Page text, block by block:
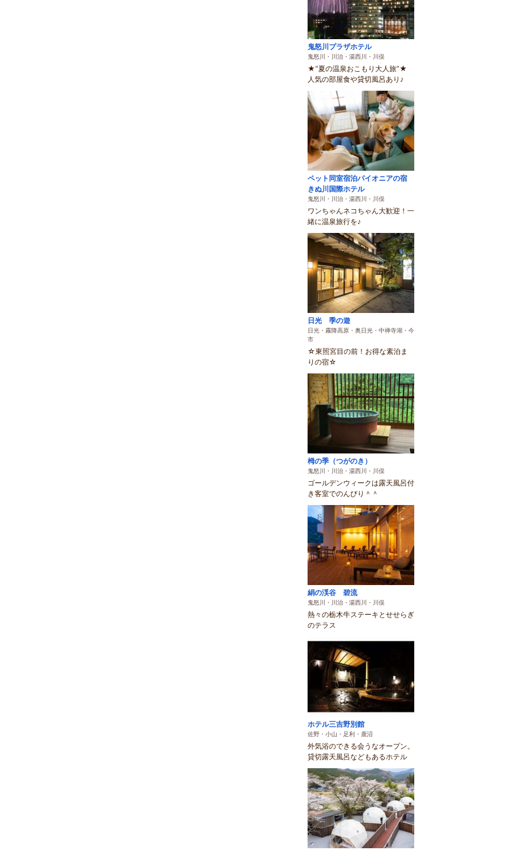
鬼怒川プラザホテル
鬼怒川・川治・湯西川・川俣
★“夏の温泉おこもり大人旅”★
人気の部屋食や貸切風呂あり♪
ペット同室宿泊パイオニアの宿
きぬ川国際ホテル
鬼怒川・川治・湯西川・川俣
ワンちゃんネコちゃん大歓迎！一
緒に温泉旅行を♪
日光 季の遊
日光・霧降高原・奥日光・中禅寺湖・今
市
☆東照宮目の前！お得な素泊ま
りの宿☆
栂の季（つがのき）
鬼怒川・川治・湯西川・川俣
ゴールデンウィークは露天風呂付
き客室でのんびり＾＾
絹の渓谷 碧流
鬼怒川・川治・湯西川・川俣
熱々の栃木牛ステーキとせせらぎ
のテラス
ホテル三吉野別館
佐野・小山・足利・鹿沼
外気浴のできる会うなオープン。
貸切露天風呂などもあるホテル